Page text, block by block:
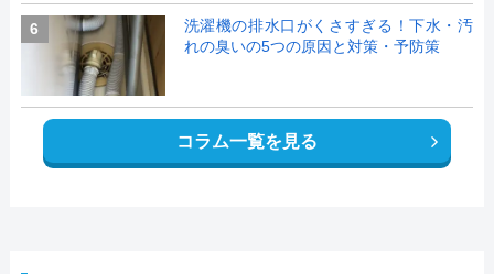
6
洗濯機の排水口がくさすぎる！下水・汚
れの臭いの5つの原因と対策・予防策
コラム一覧を見る